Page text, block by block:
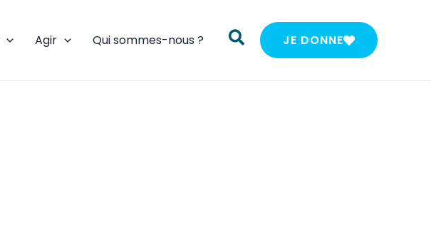
Agir Qui sommes-nous ? JE DONNE